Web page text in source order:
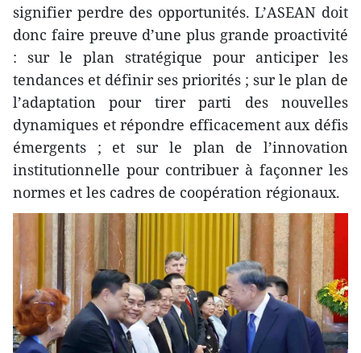
signifier perdre des opportunités. L’ASEAN doit
donc faire preuve d’une plus grande proactivité
: sur le plan stratégique pour anticiper les
tendances et définir ses priorités ; sur le plan de
l’adaptation pour tirer parti des nouvelles
dynamiques et répondre efficacement aux défis
émergents ; et sur le plan de l’innovation
institutionnelle pour contribuer à façonner les
normes et les cadres de coopération régionaux.